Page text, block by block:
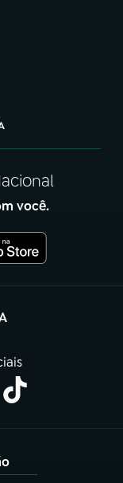
você.
aba)